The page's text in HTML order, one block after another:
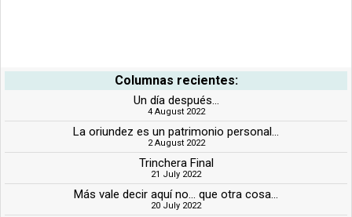
Columnas recientes:
Un día después...
4 August 2022
La oriundez es un patrimonio personal...
2 August 2022
Trinchera Final
21 July 2022
Más vale decir aquí no... que otra cosa...
20 July 2022